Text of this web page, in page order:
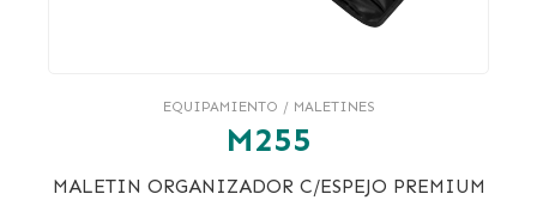
EQUIPAMIENTO / MALETINES
M255
MALETIN ORGANIZADOR C/ESPEJO PREMIUM